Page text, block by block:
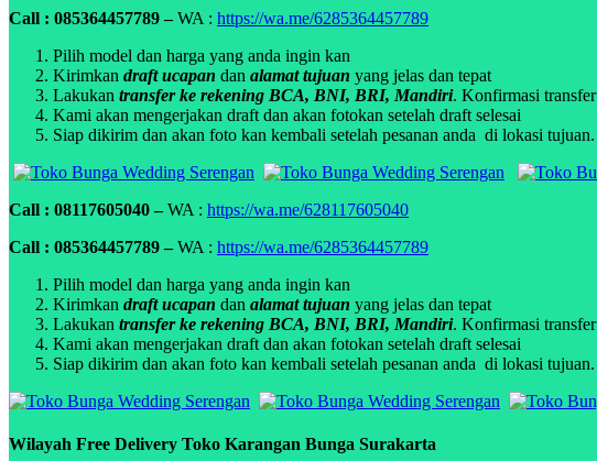
Call : 085364457789 –WA : https://wa.me/6285364457789
Pilih model dan harga yang anda ingin kan
Kirimkan draft ucapan dan alamat tujuan yang jelas dan tepat
Lakukan transfer ke rekening BCA, BNI, BRI, Mandiri. Konfirmasi transfer
Kami akan mengerjakan draft dan akan fotokan setelah draft selesai
Siap dikirim dan akan foto kan kembali setelah pesanan anda di lokasi tujuan.
Call : 08117605040 –WA : https://wa.me/628117605040
Call : 085364457789 –WA : https://wa.me/6285364457789
Pilih model dan harga yang anda ingin kan
Kirimkan draft ucapan dan alamat tujuan yang jelas dan tepat
Lakukan transfer ke rekening BCA, BNI, BRI, Mandiri. Konfirmasi transfer
Kami akan mengerjakan draft dan akan fotokan setelah draft selesai
Siap dikirim dan akan foto kan kembali setelah pesanan anda di lokasi tujuan.
Wilayah Free Delivery Toko Karangan Bunga Surakarta